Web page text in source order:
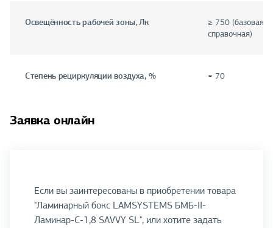
Освещённость рабочей зоны, Лк
≥ 750 (базовая);
справочная)
Степень рециркуляции воздуха, % ≈ 70
Заявка онлайн
Если вы заинтересованы в приобретении товара
"Ламинарный бокс LAMSYSTEMS БМБ-II-
Ламинар-C-1,8 SAVVY SL", или хотите задать